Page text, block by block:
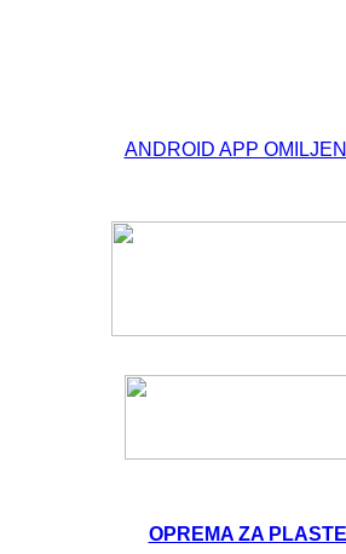
ANDROID APP
OPREMA ZA